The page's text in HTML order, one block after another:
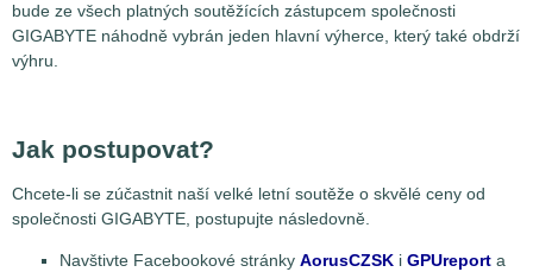
bude ze všech platných soutěžících zástupcem společnosti
GIGABYTE náhodně vybrán jeden hlavní výherce, který také obdrží
výhru.
Jak postupovat?
Chcete-li se zúčastnit naší velké letní soutěže o skvělé ceny od
společnosti GIGABYTE, postupujte následovně.
Navštivte Facebookové stránky AorusCZSK i GPUreport a